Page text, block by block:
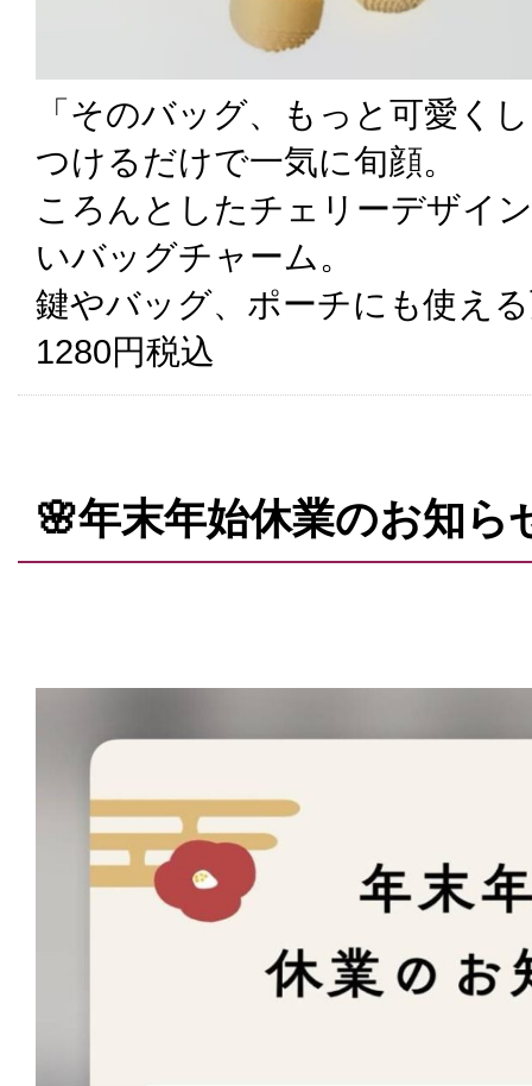
「そのバッグ、もっと可愛く
つけるだけで一気に旬顔。
ころんとしたチェリーデザイ
いバッグチャーム。
鍵やバッグ、ポーチにも使え
1280円税込
🌸年末年始休業のお知ら